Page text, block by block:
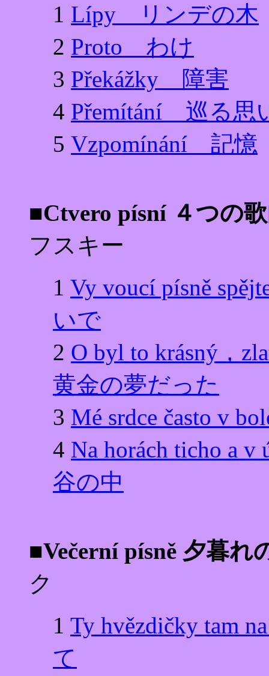
1 Lípy リンデの木
2 Proto わけ
3 Překážky 障害
4 Přemítání 巡る思
5 Vzpomínání 記憶
■Ctvero písní ４つの
フスキー
1 Vy voucí písně
いで
2 O byl to krásný，
黄金の夢だった
3 Mé srdce často v
4 Na horách ticho a
谷の中
■Večerní písně 夕暮れ
ク
1 Ty hvězdičky tam
て